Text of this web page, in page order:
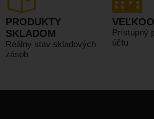
PRODUKTY
SKLADOM
Reálny stav skladových
zásob
Prístupný
účtu